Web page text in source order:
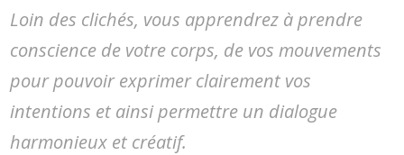
Loin des clichés, vous apprendrez à prendre
conscience de votre corps, de vos mouvements
pour pouvoir exprimer clairement vos
intentions et ainsi permettre un dialogue
harmonieux et créatif.